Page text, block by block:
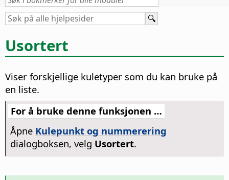
Usortert
Viser forskjellige kuletyper som du kan bruke på
en liste.
For å bruke denne funksjonen …
Åpne Kulepunkt og nummerering
dialogboksen, velg Usortert.